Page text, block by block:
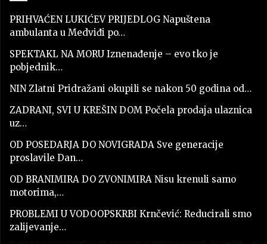
PRIHVAĆEN LUKIĆEV PRIJEDLOG Napuštena
ambulanta u Medviđi po…
SPEKTAKL NA MORU Iznenađenje – evo tko je
pobjednik…
NIN Zlatni Pridražani okupili se nakon 50 godina od…
ZADRANI, SVI U KREŠIN DOM Počela prodaja ulaznica
uz…
OD POSEDARJA DO NOVIGRADA Sve generacije
proslavile Dan…
OD BRANIMIRA DO ZVONIMIRA Nisu krenuli samo
motorima,…
PROBLEMI U VODOOPSKRBI Krnčević: Reducirali smo
zalijevanje…